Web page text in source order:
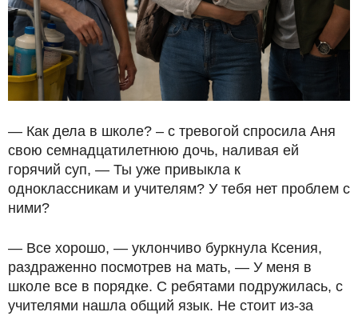
— Как дела в школе? – с тревогой спросила Аня
свою семнадцатилетнюю дочь, наливая ей
горячий суп, — Ты уже привыкла к
одноклассникам и учителям? У тебя нет проблем с
ними?
— Все хорошо, — уклончиво буркнула Ксения,
раздраженно посмотрев на мать, — У меня в
школе все в порядке. С ребятами подружилась, с
учителями нашла общий язык. Не стоит из-за